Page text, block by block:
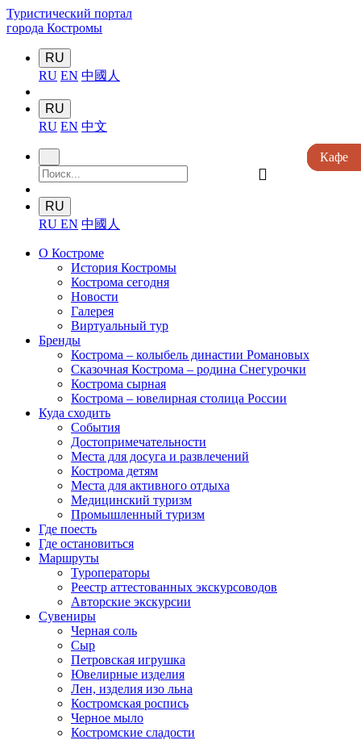
Туристический портал
города Костромы
RU
RU EN 中國人
RU
RU EN 中文
󰍉
RU
RU EN 中國人
О Костроме
История Костромы
Кострома сегодня
Новости
Галерея
Виртуальный тур
Бренды
Кострома – колыбель династии Романовых
Сказочная Кострома – родина Снегурочки
Кострома сырная
Кострома – ювелирная столица России
Куда сходить
События
Достопримечательности
Места для досуга и развлечений
Кострома детям
Места для активного отдыха
Медицинский туризм
Промышленный туризм
Где поесть
Где остановиться
Маршруты
Туроператоры
Реестр аттестованных экскурсоводов
Авторские экскурсии
Сувениры
Черная соль
Сыр
Петровская игрушка
Ювелирные изделия
Лен, изделия изо льна
Костромская роспись
Черное мыло
Костромские сладости
Кафе
Кафе
Кафе
Кафе
Кафе